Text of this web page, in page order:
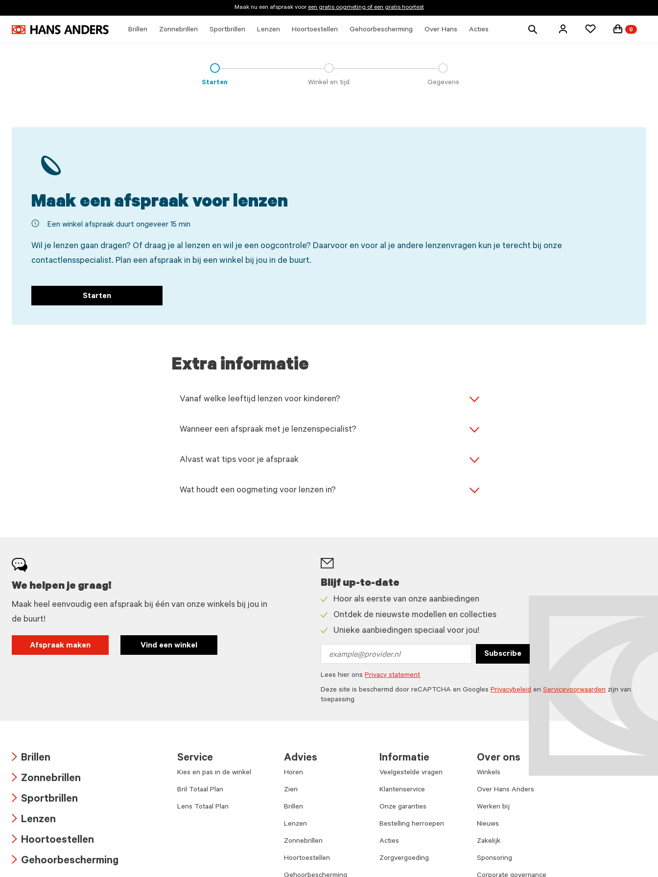
Maak nu een afspraak vooreen gratis oogmeting of een gratis hoortest
Brillen Zonnebrillen Sportbrillen Lenzen Hoortoestellen Gehoorbescherming Over Hans Acties
Zoek
0
Starten Winkel en tijd Gegevens
Maak een afspraak voor lenzen
Een winkel afspraak duurt ongeveer 15 min
Wil je lenzen gaan dragen? Of draag je al lenzen en wil je een oogcontrole? Daarvoor en voor al je andere lenzenvragen kun je terecht bij onze
contactlensspecialist. Plan een afspraak in bij een winkel bij jou in de buurt.
Starten
Extra informatie
Vanaf welke leeftijd lenzen voor kinderen?
Wanneer een afspraak met je lenzenspecialist?
Alvast wat tips voor je afspraak
Wat houdt een oogmeting voor lenzen in?
We helpen je graag!
Maak heel eenvoudig een afspraak bij één van onze winkels bij jou in
de buurt!
Afspraak maken Vind een winkel
Blijf up-to-date
icon
Hoor als eerste van onze aanbiedingen
icon
Ontdek de nieuwste modellen en collecties
Unieke aanbiedingen speciaal voor jou!
address
Subscribe
Lees hier onsPrivacy statement
Deze site is beschermd door reCAPTCHA en GooglesPrivacybeleidenServicevoorwaardenzijn van
toepassing
icon
Brillen
icon
Zonnebrillen
icon
Sportbrillen
icon
Lenzen
icon
Hoortoestellen
Gehoorbescherming
Service
Kies en pas in de winkel
Bril Totaal Plan
Lens Totaal Plan
Advies
Horen
Zien
Brillen
Lenzen
Zonnebrillen
Hoortoestellen
Informatie
Veelgestelde vragen
Klantenservice
Onze garanties
Bestelling herroepen
Acties
Zorgvergoeding
Over ons
Winkels
Over Hans Anders
Werken bij
Nieuws
Zakelijk
Sponsoring